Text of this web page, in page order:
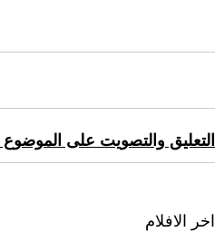
التعليق والتصويت على
اخر الافلام